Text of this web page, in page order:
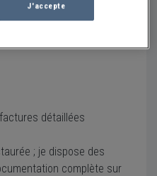
détaillées
; je dispose des
complète sur
J'accepte